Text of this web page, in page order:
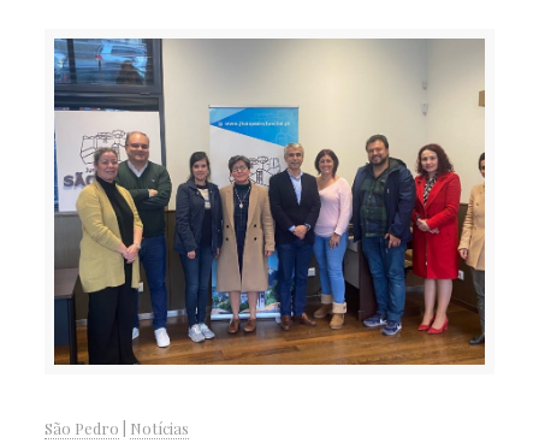
São Pedro
Notícias